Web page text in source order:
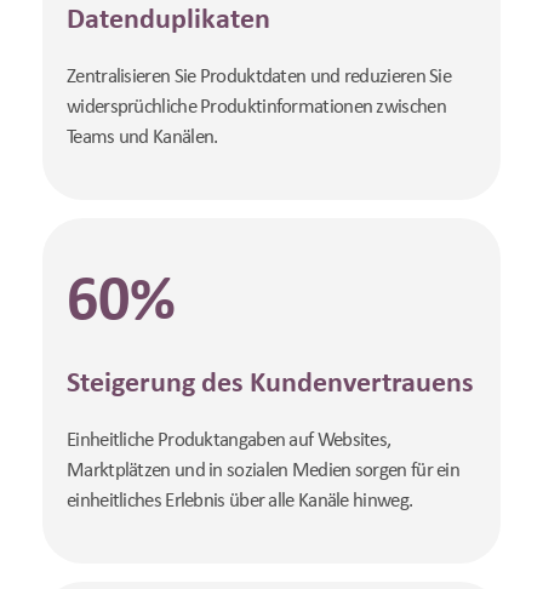
Datenduplikaten
Zentralisieren Sie Produktdaten und reduzieren Sie
widersprüchliche Produktinformationen zwischen
Teams und Kanälen.
60%
Steigerung des Kundenvertrauens
Einheitliche Produktangaben auf Websites,
Marktplätzen und in sozialen Medien sorgen für ein
einheitliches Erlebnis über alle Kanäle hinweg.